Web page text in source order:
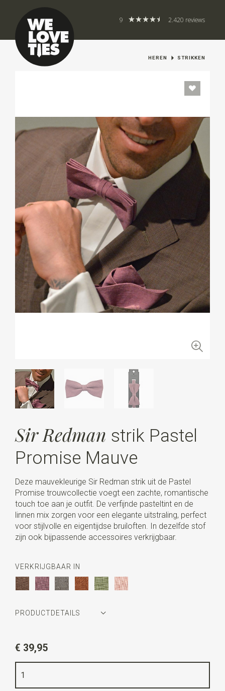
9 2.420 reviews
HEREN STRIKKEN
Sir Redman strik Pastel
Promise Mauve
Deze mauvekleurige Sir Redman strik uit de Pastel
Promise trouwcollectie voegt een zachte, romantische
touch toe aan je outfit. De verfijnde pasteltint en de
linnen mix zorgen voor een elegante uitstraling, perfect
voor stijlvolle en eigentijdse bruiloften. In dezelfde stof
zijn ook bijpassende accessoires verkrijgbaar.
VERKRIJGBAAR IN
PRODUCTDETAILS
mauve
Kwaliteit
€ 39,95